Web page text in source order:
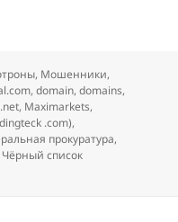
, Мошенники,
,domain,domains,
, Maximarkets,
.com),
прокуратура,
Чёрный список